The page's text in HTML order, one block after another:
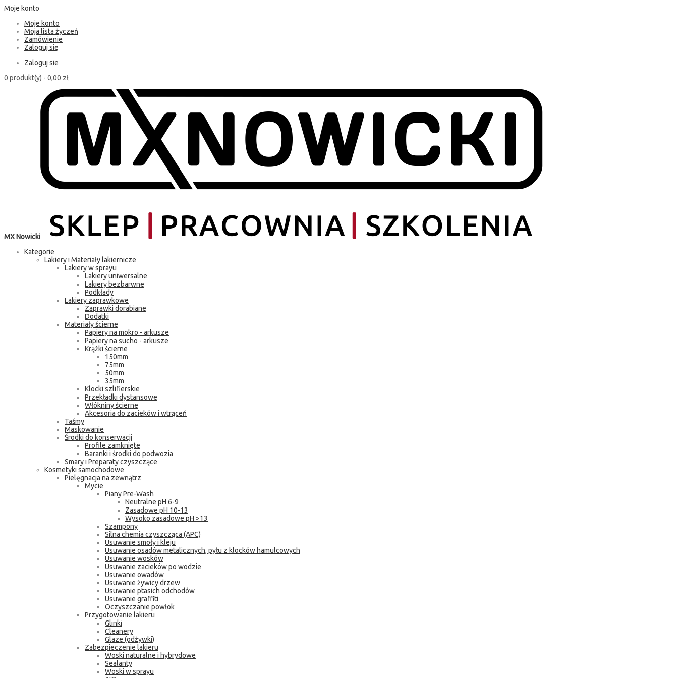
Moje konto
Moje konto
Moja lista życzeń
Zamówienie
Zaloguj się
Zaloguj sie
0 produkt(y) - 0,00 zł
MX Nowicki
Kategorie
Lakiery i Materiały lakiernicze
Lakiery w sprayu
Lakiery uniwersalne
Lakiery bezbarwne
Podkłady
Lakiery zaprawkowe
Zaprawki dorabiane
Dodatki
Materiały ścierne
Papiery na mokro - arkusze
Papiery na sucho - arkusze
Krążki ścierne
150mm
75mm
50mm
35mm
Klocki szlifierskie
Przekładki dystansowe
Włókniny ścierne
Akcesoria do zacieków i wtrąceń
Taśmy
Maskowanie
Środki do konserwacji
Profile zamknięte
Baranki i środki do podwozia
Smary i Preparaty czyszczące
Kosmetyki samochodowe
Pielęgnacja na zewnątrz
Mycie
Piany Pre-Wash
Neutralne pH 6-9
Zasadowe pH 10-13
Wysoko zasadowe pH >13
Szampony
Silna chemia czyszcząca (APC)
Usuwanie smoły i kleju
Usuwanie osadów metalicznych, pyłu z klocków hamulcowych
Usuwanie wosków
Usuwanie zacieków po wodzie
Usuwanie owadów
Usuwanie żywicy drzew
Usuwanie ptasich odchodów
Usuwanie graffiti
Oczyszczanie powłok
Przygotowanie lakieru
Glinki
Cleanery
Glaze (odżywki)
Zabezpieczenie lakieru
Woski naturalne i hybrydowe
Sealanty
Woski w sprayu